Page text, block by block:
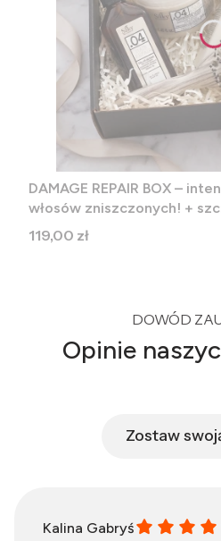
DAMAGE REPAIR BOX –
włosów zniszczonych! +
Cena
119,00 zł
DOWÓD
Opinie
Zostaw
Kalina Gabryś
Kalina Gabryś